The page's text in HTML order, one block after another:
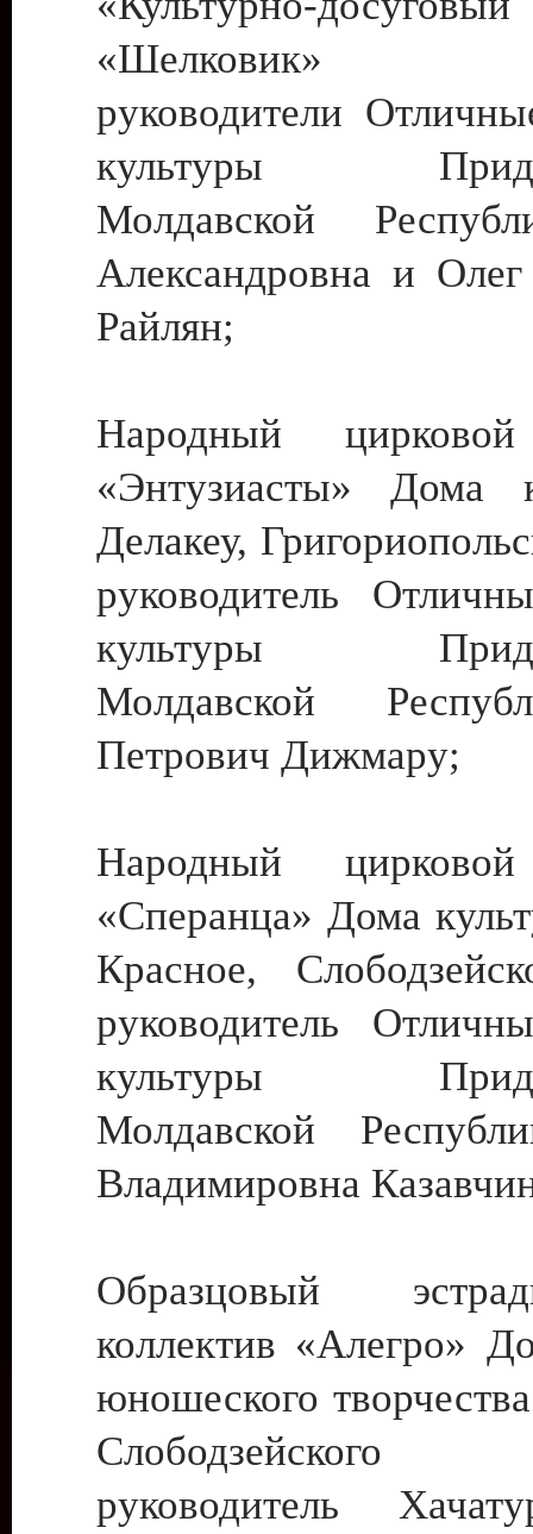
«Шелковик»
руководители
культуры
Молдавской
Александровна и
Райлян;
Народный цирковой
«Энтузиасты» Дома
Делакеу,
руководитель
культуры
Молдавской
Петрович Дижмару;
Народный цирковой
«Сперанца» Дома
Красное,
руководитель
культуры
Молдавской
Владимировна
Образцовый
коллектив «Алегро»
юношеского
руководитель